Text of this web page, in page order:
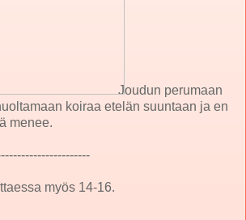
Joudun perumaan
koiraa etelän suuntaan ja en
menee.
myös 14-16.